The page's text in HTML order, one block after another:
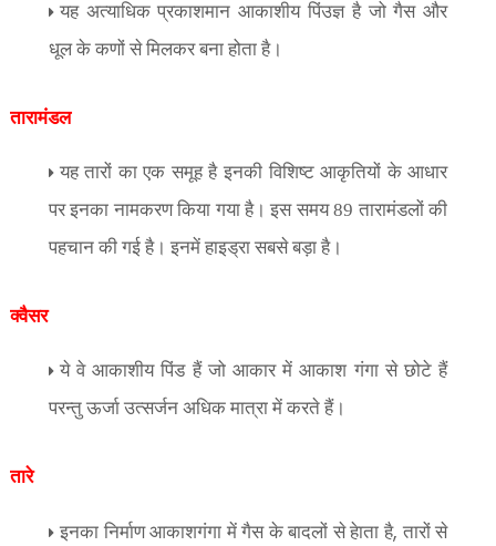
यह अत्याधिक प्रकाशमान आकाशीय पिंउज्ञ है जो गैस और
धूल के कणों से मिलकर बना होता है।
तारामंडल
यह तारों का एक समूह है इनकी विशिष्ट आकृतियों के आधार
पर इनका नामकरण किया गया है। इस समय 89 तारामंडलों की
पहचान की गई है। इनमें हाइड्रा सबसे बड़ा है।
क्वैसर
ये वे आकाशीय पिंड हैं जो आकार में आकाश गंगा से छोटे हैं
परन्तु ऊर्जा उत्सर्जन अधिक मात्रा में करते हैं।
तारे
इनका निर्माण आकाशगंगा में गैस के बादलों से हेाता है, तारों से